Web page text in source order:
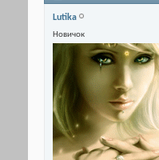
Lutika
Новичок